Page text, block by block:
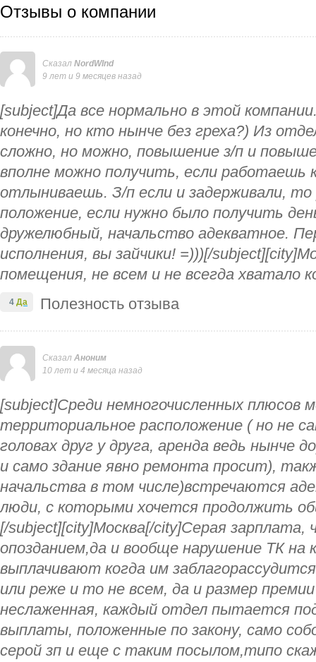
Отзывы о компании
Сказал NordWInd
9 лет и 9 месяцев назад
[subject]Да все нормально в этой
конечно, но кто нынче без греха?) Из
сложно, но можно, повышение з/п и
вполне можно получить, если работаешь
отлыниваешь. З/п если и задерживали, то
положение, если нужно было получить
дружелюбный, начальство адекватное.
исполнения, вы зайчики! =)))[/
помещения, не всем и не всегда хватало
Полезность отзыва
4 Да
Сказал Аноним
10 лет и 4 месяца назад
[subject]Среди немногочисленных плюсов
территориальное расположение ( но не
головах друг у друга, аренда ведь нынче
и само здание явно ремонта просит),
начальства в том числе)встречаются
люди, с которыми хочется продолжить
[/subject][city]Москва[/city]Серая зарплата,
опозданием,да и вообще нарушение ТК на
выплачивают когда им
или реже и то не всем, да и размер
неслаженная, каждый отдел пытается
выплаты, положенные по закону, само
серой зп и еще с таким посылом,типо